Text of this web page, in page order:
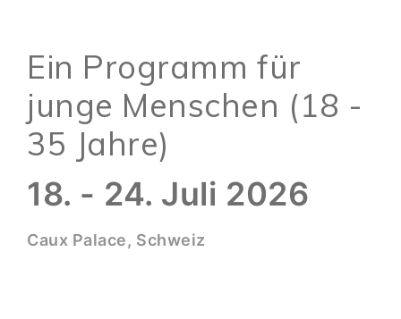
Ein Programm für
junge Menschen (18 -
35 Jahre)
18. - 24. Juli 2026
Caux Palace, Schweiz